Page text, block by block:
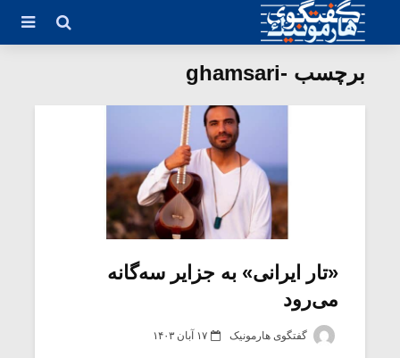
برچسب -ghamsari
«تار ایرانی» به جزایر سه‌گانه
می‌رود
گفتگوی هارمونیک ۱۷ آبان ۱۴۰۳